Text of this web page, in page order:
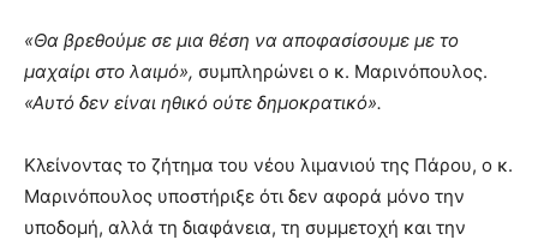
«Θα βρεθούμε σε μια θέση να αποφασίσουμε με το
μαχαίρι στο λαιμό», συμπληρώνει ο κ. Μαρινόπουλος.
«Αυτό δεν είναι ηθικό ούτε δημοκρατικό».
Κλείνοντας το ζήτημα του νέου λιμανιού της Πάρου, ο κ.
Μαρινόπουλος υποστήριξε ότι δεν αφορά μόνο την
υποδομή, αλλά τη διαφάνεια, τη συμμετοχή και την